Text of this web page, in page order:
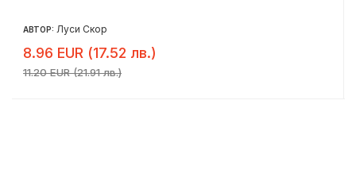
АВТОР: Луси Скор
8.96 EUR (17.52 лв.)
11.20 EUR (21.91 лв.)